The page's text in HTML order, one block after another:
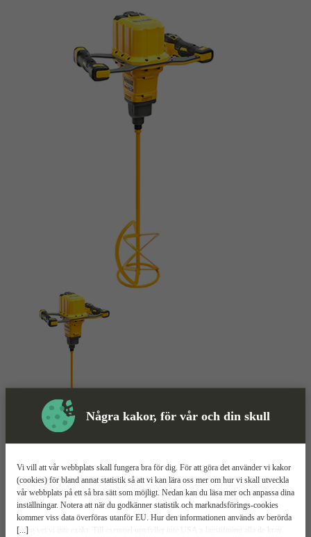
Några kakor, för vår och din skull
[...]
Vi vill att vår webbplats skall fungera bra för dig. För att göra det använder vi kakor
(cookies) för bland annat statistik så att vi kan lära oss mer om hur vi skall utveckla
vår webbplats på ett så bra sätt som möjligt. Nedan kan du läsa mer och anpassa dina
inställningar. Notera att när du godkänner statistik och marknadsförings-cookies
kommer viss data överföras utanför EU. Hur den informationen används av berörda
bolag vet vi inte exakt. Till exempel uppfyller inte USA:s lagstiftning alla de krav
Omrörare Mer information
Dewalt DCD240